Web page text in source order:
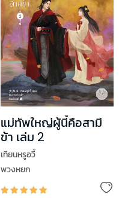
แม่ทัพใหญ่ผู้นี้คือสามี
ข้า เล่ม 2
เทียนหรูอวี้
พวงหยก